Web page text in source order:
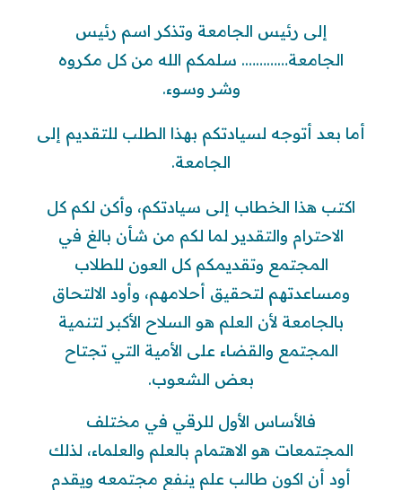
إلى رئيس الجامعة وتذكر اسم رئيس
الجامعة…………. سلمكم الله من كل مكروه
وشر وسوء.
أما بعد أتوجه لسيادتكم بهذا الطلب للتقديم إلى
الجامعة.
اكتب هذا الخطاب إلى سيادتكم، وأكن لكم كل
الاحترام والتقدير لما لكم من شأن بالغ في
المجتمع وتقديمكم كل العون للطلاب
ومساعدتهم لتحقيق أحلامهم، وأود الالتحاق
بالجامعة لأن العلم هو السلاح الأكبر لتنمية
المجتمع والقضاء على الأمية التي تجتاح
بعض الشعوب.
فالأساس الأول للرقي في مختلف
المجتمعات هو الاهتمام بالعلم والعلماء، لذلك
أود أن اكون طالب علم ينفع مجتمعه ويقدم